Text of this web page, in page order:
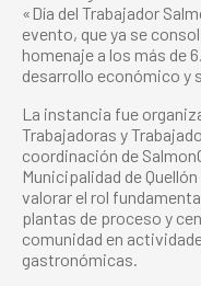
«Día del Trabajador
evento, que ya se
homenaje a los más de
desarrollo económico y
La instancia fue
Trabajadoras y
coordinación de
Municipalidad de
valorar el rol
plantas de proceso y
comunidad en
gastronómicas.